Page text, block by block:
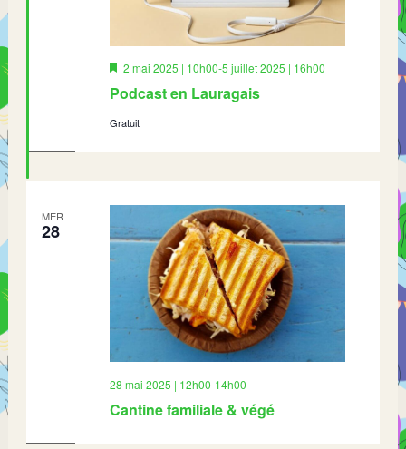
Podcast en Lauragais
Mis
avant
2 mai 2025 | 10h00-5 juillet 2025 | 16h00
Gratuit
MER
28
Cantine familiale & végé
28 mai 2025 | 12h00-14h00